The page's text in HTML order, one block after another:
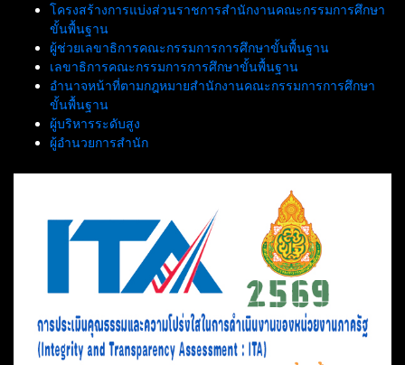
โครงสร้างการแบ่งส่วนราชการสำนักงานคณะกรรมการศึกษา
ขั้นพื้นฐาน
ผู้ช่วยเลขาธิการคณะกรรมการการศึกษาขั้นพื้นฐาน
เลขาธิการคณะกรรมการการศึกษาขั้นพื้นฐาน
อำนาจหน้าที่ตามกฎหมายสำนักงานคณะกรรมการการศึกษา
ขั้นพื้นฐาน
ผู้บริหารระดับสูง
ผู้อำนวยการสำนัก